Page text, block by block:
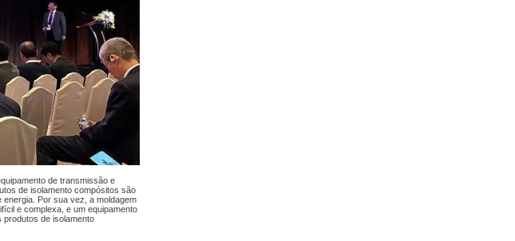
de transmissão e
de isolamento compósitos são
Por sua vez, a moldagem
e complexa, e um equipamento
produtos de isolamento